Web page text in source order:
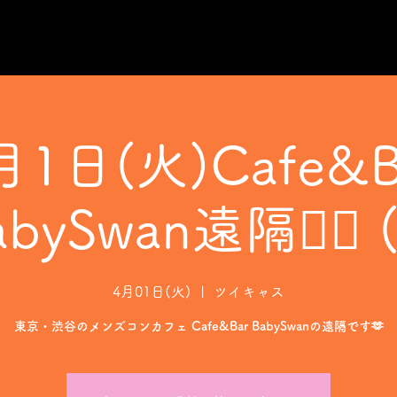
1日(火
遠隔❤️‍🔥
4月01日(火) ツイキャス
東京・渋谷のメンズコンカフェ Cafe&Bar BabySwanの遠隔です🫶